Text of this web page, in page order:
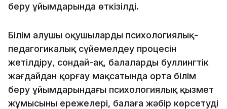
беру ұйымдарында өткізілді.
Білім алушы оқушыларды психологиялық-
педагогикалық сүйемелдеу процесін
жетілдіру, сондай-ақ, балаларды буллингтік
жағдайдан қорғау мақсатында орта білім
беру ұйымдарындағы психологиялық қызмет
жұмысының ережелері, балаға жәбір көрсетудің